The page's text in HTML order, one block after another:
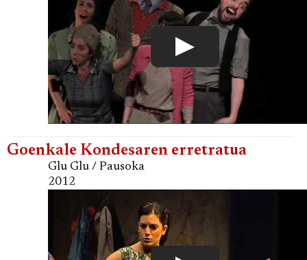
Goenkale Kondesaren erretratua
Glu Glu / Pausoka
2012